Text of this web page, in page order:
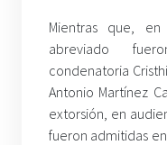
Mientras que,
abreviado
condenatoria
Antonio Martínez
extorsión, en
fueron admitidas